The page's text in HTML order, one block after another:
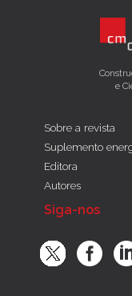
e
Sobre a revista
Suplemento
Editora
Autores
Siga-nos